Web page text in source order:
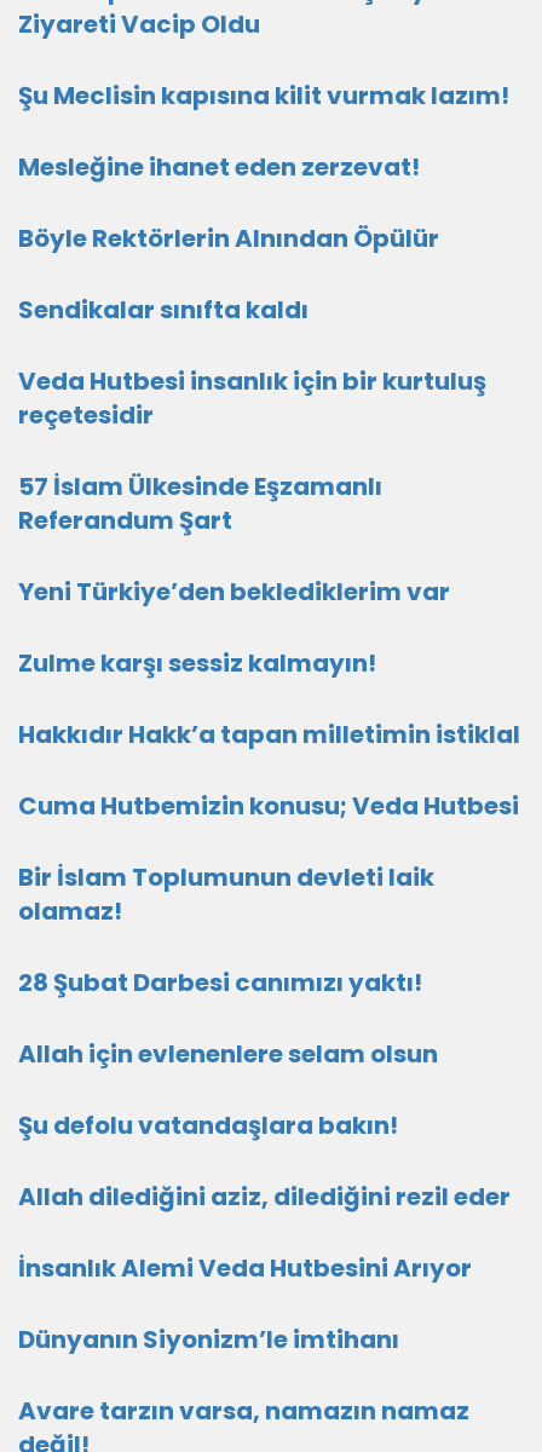
Ziyareti Vacip Oldu
Şu Meclisin kapısına kilit vurmak lazım!
Mesleğine ihanet eden zerzevat!
Böyle Rektörlerin Alnından Öpülür
Sendikalar sınıfta kaldı
Veda Hutbesi insanlık için bir kurtuluş
reçetesidir
57 İslam Ülkesinde Eşzamanlı
Referandum Şart
Yeni Türkiye’den beklediklerim var
Zulme karşı sessiz kalmayın!
Hakkıdır Hakk’a tapan milletimin istiklal
Cuma Hutbemizin konusu; Veda Hutbesi
Bir İslam Toplumunun devleti laik
olamaz!
28 Şubat Darbesi canımızı yaktı!
Allah için evlenenlere selam olsun
Şu defolu vatandaşlara bakın!
Allah dilediğini aziz, dilediğini rezil eder
İnsanlık Alemi Veda Hutbesini Arıyor
Dünyanın Siyonizm’le imtihanı
Avare tarzın varsa, namazın namaz
değil!